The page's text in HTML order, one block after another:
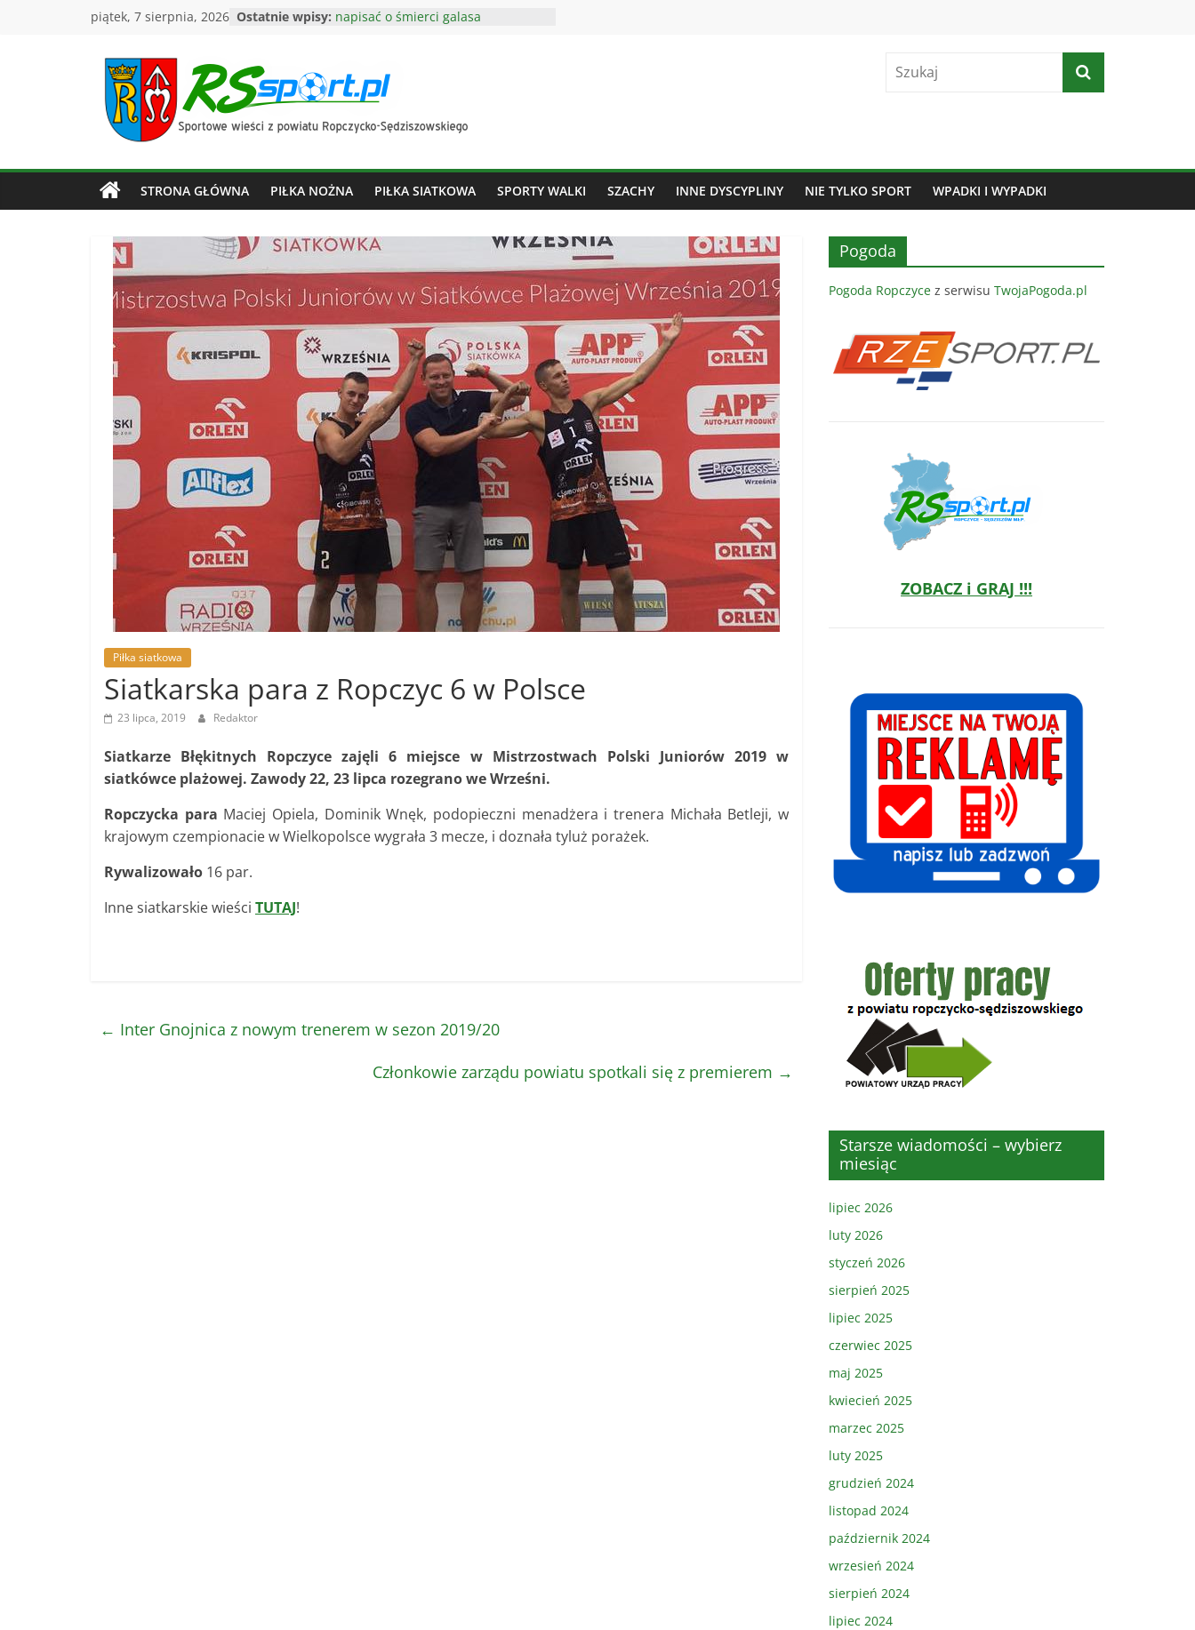
piątek, 7 sierpnia, 2026 Ostatnie wpisy: napisać o śmierci galasa
solar
Grali sprawdzian z rywalem z klasy
O Rzeszów
Burmistrz gratuluje i nagradza
Jutro – 28 dnia lipca 2024 roku –
przeczytasz w rssport.pl!
RSsport.pl
–
Sportowe
wieści
powiatu
Ropczycko-
Sędziszowskiego
Sportowe
powiatu
Sędziszowskiego
STRONA GŁÓWNA PIŁKA NOŻNA PIŁKA SIATKOWA SPORTY WALKI SZACHY INNE DYSCYPLINY NIE TYLKO SPORT WPADKI I WYPADKI
Piłka siatkowa
Siatkarska para z Ropczyc 6 w Polsce
23 lipca, 2019 Redaktor
Siatkarze Błękitnych Ropczyce zajęli 6 miejsce w Mistrzostwach Polski Juniorów 2019 w
siatkówce plażowej. Zawody 22, 23 lipca rozegrano we Wrześni.
Ropczycka para Maciej Opiela, Dominik Wnęk, podopieczni menadżera i trenera Michała Betleji, w
krajowym czempionacie w Wielkopolsce wygrała 3 mecze, i doznała tyluż porażek.
Rywalizowało 16 par.
Inne siatkarskie wieści TUTAJ!
← Inter Gnojnica z nowym trenerem w sezon 2019/20
Członkowie zarządu powiatu spotkali się z premierem →
Pogoda
Pogoda Ropczyce z serwisu TwojaPogoda.pl
ZOBACZ i GRAJ !!!
Starsze wiadomości – wybierz
miesiąc
lipiec 2026
luty 2026
styczeń 2026
sierpień 2025
lipiec 2025
czerwiec 2025
maj 2025
kwiecień 2025
marzec 2025
luty 2025
grudzień 2024
listopad 2024
październik 2024
wrzesień 2024
sierpień 2024
lipiec 2024